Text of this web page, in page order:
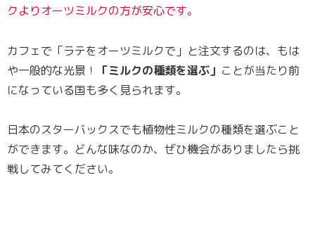
クよりオーツミルクの方が安心です。
カフェで「ラテをオーツミルクで」と注文するのは、もは
や一般的な光景！
「ミルクの種類を選ぶ」 ことが当たり前
になっている国も多く見られます。
日本のスターバックスでも植物性ミルクの種類を選ぶこと
ができます。どんな味なのか、ぜひ機会がありましたら挑
戦してみてください。